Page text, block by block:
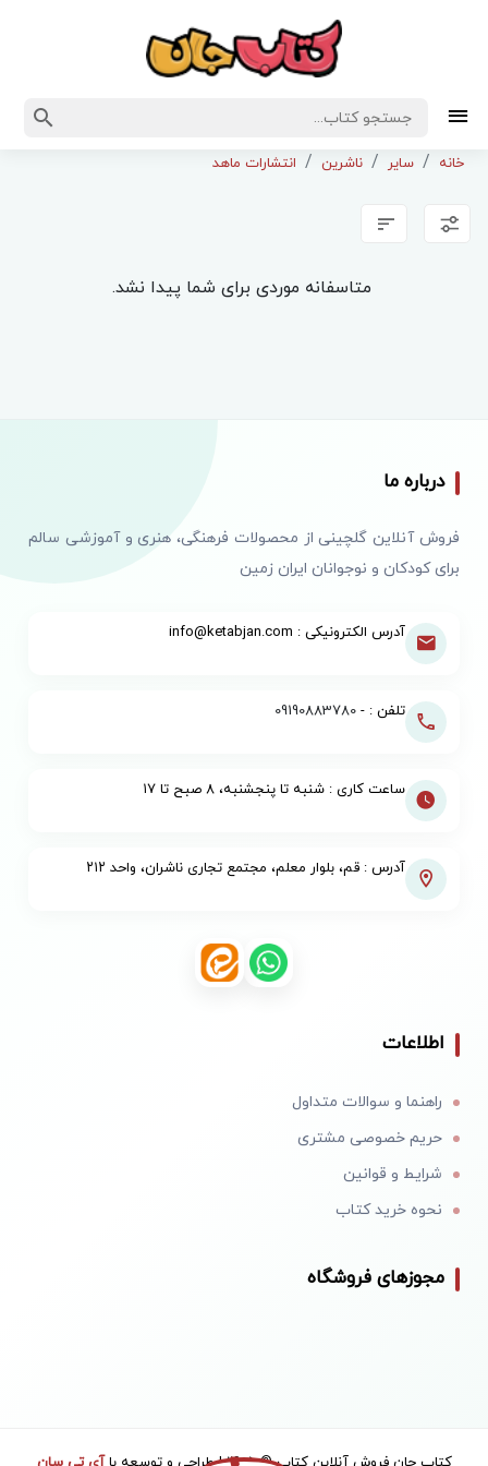
خانه سایر ناشرین انتشارات ماهد
متاسفانه موردی برای شما پیدا نشد.
درباره ما
فروش آنلاین گلچینی از محصولات فرهنگی، هنری و آموزشی سالم
برای کودکان و نوجوانان ایران زمین
آدرس الکترونیکی : info@ketabjan.com
تلفن : -09190883780
ساعت کاری : شنبه تا پنجشنبه، ۸ صبح تا ۱۷
آدرس : قم، بلوار معلم، مجتمع تجاری ناشران، واحد ۲۱۲
اطلاعات
راهنما و سوالات متداول
حریم خصوصی مشتری
شرایط و قوانین
نحوه خرید کتاب
مجوزهای فروشگاه